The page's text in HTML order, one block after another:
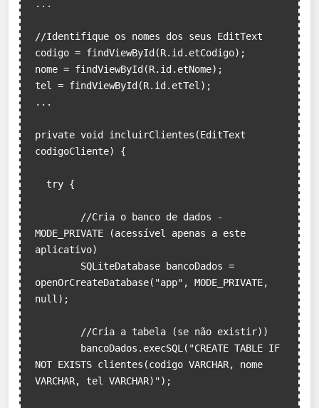
...
//Identifique os nomes dos seus EditText
codigo = findViewById(R.id.etCodigo);
nome = findViewById(R.id.etNome);
tel = findViewById(R.id.etTel);
...
private void incluirClientes(EditText
codigoCliente) {
MODE_PRIVATE (acessível apenas a este
aplicativo)
openOrCreateDatabase("app", MODE_PRIVATE,
null);
NOT EXISTS clientes(codigo VARCHAR, nome
VARCHAR, tel VARCHAR)");